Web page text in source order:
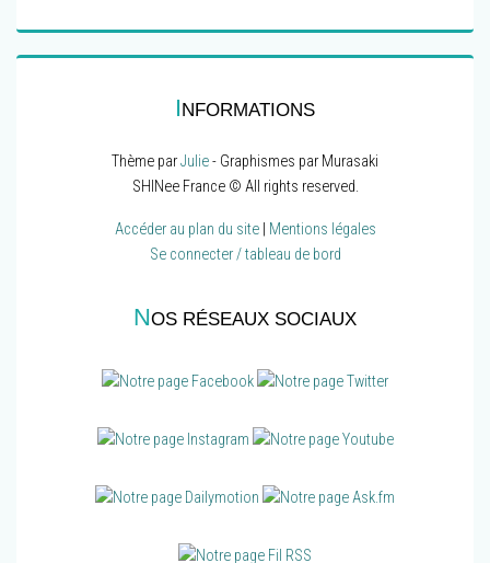
INFORMATIONS
Thème parJulie- Graphismes par Murasaki
SHINee France © All rights reserved.
Accéder au plan du site| Mentions légales
Se connecter / tableau de bord
NOS RÉSEAUX SOCIAUX